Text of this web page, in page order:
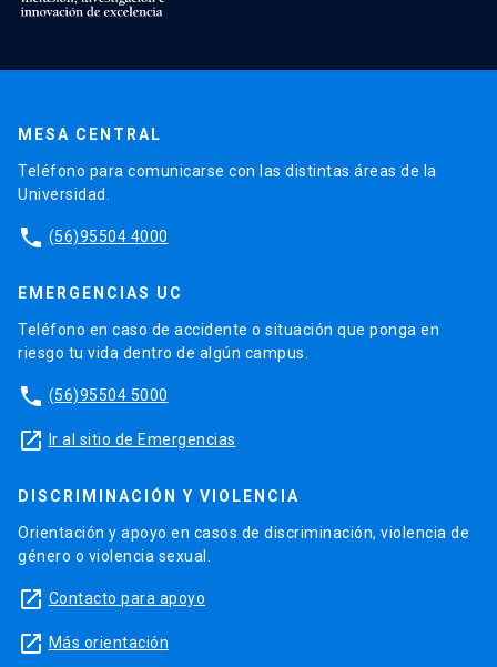
MESA CENTRAL
Teléfono para comunicarse con las distintas áreas de la
Universidad.
phone (56)95504 4000
EMERGENCIAS UC
Teléfono en caso de accidente o situación que ponga en
riesgo tu vida dentro de algún campus.
phone (56)95504 5000
launch Ir al sitio de Emergencias
DISCRIMINACIÓN Y VIOLENCIA
Orientación y apoyo en casos de discriminación, violencia de
género o violencia sexual.
launch Contacto para apoyo
launch Más orientación